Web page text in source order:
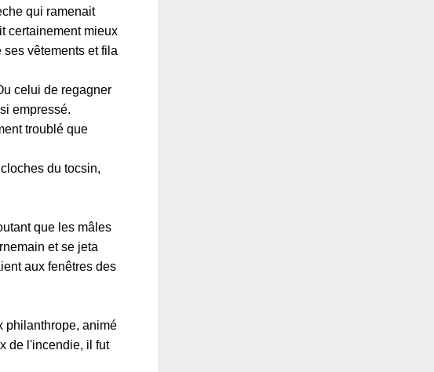
qui ramenait
certainement mieux
vêtements et fila
celui de regagner
empressé.
troublé que
du tocsin,
que les mâles
et se jeta
aux fenêtres des
philanthrope, animé
de l'incendie, il fut